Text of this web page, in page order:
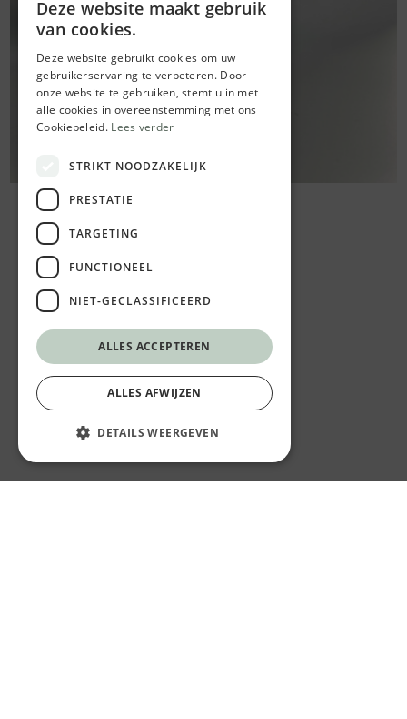
Deze website maakt gebruik
van cookies.
Deze website gebruikt cookies om uw
gebruikerservaring te verbeteren. Door
onze website te gebruiken, stemt u in met
alle cookies in overeenstemming met ons
Cookiebeleid. Lees verder
STRIKT NOODZAKELIJK
PRESTATIE
TARGETING
FUNCTIONEEL
NIET-GECLASSIFICEERD
ALLES ACCEPTEREN
ALLES AFWIJZEN
DETAILS WEERGEVEN